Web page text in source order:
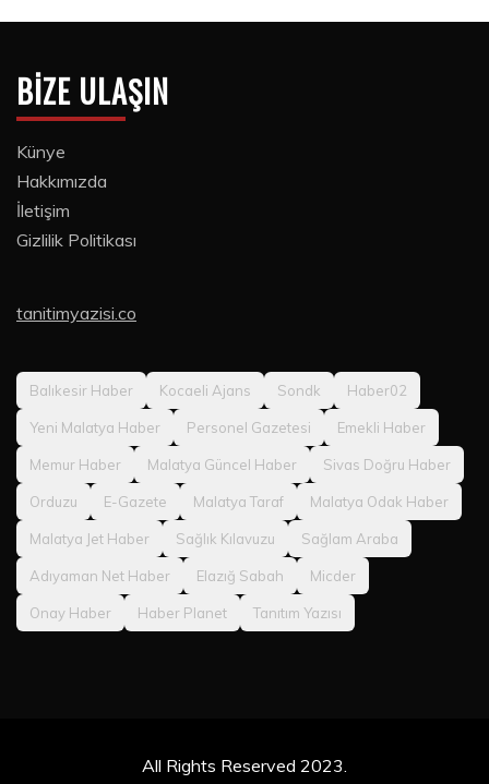
BIZE ULAŞIN
Künye
Hakkımızda
İletişim
Gizlilik Politikası
tanitimyazisi.co
Balıkesir Haber Kocaeli Ajans Sondk Haber02
Yeni Malatya Haber Personel Gazetesi Emekli Haber
Memur Haber Malatya Güncel Haber Sivas Doğru Haber
Orduzu E-Gazete Malatya Taraf Malatya Odak Haber
Malatya Jet Haber Sağlık Kılavuzu Sağlam Araba
Adıyaman Net Haber Elazığ Sabah Micder
Onay Haber Haber Planet Tanıtım Yazısı
All Rights Reserved 2023.